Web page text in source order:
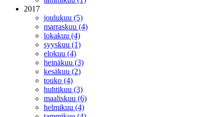
2017
joulukuu (5)
marraskuu (4)
lokakuu (4)
syyskuu (1)
elokuu (4)
heinäkuu (3)
kesäkuu (2)
touko (4)
huhtikuu (3)
maaliskuu (6)
helmikuu (4)